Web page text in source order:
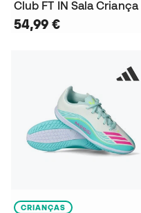
Club FT IN Sala Criança
54,99 €
CRIANÇAS